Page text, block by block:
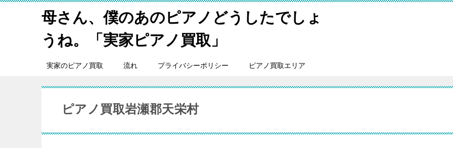
母さん、僕のあのピアノどうしたでしょ
うね。「実家ピアノ買取」
実家のピアノ買取 流れ プライバシーポリシー ピアノ買取エリア
ピアノ買取岩瀬郡天栄村